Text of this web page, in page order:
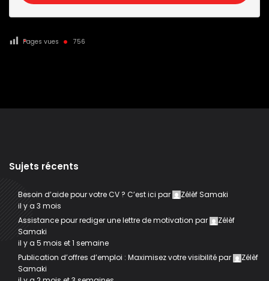
Pages vues 756
Sujets récents
Besoin d’aide pour votre CV ? C’est ici par
Zélèf Samaki
il y a 3 mois
Assistance pour rediger une lettre de motivation par
Zélèf
Samaki
il y a 5 mois et 1 semaine
Publication d’offres d’emploi : Maximisez votre visibilitépar
Zélèf
Samaki